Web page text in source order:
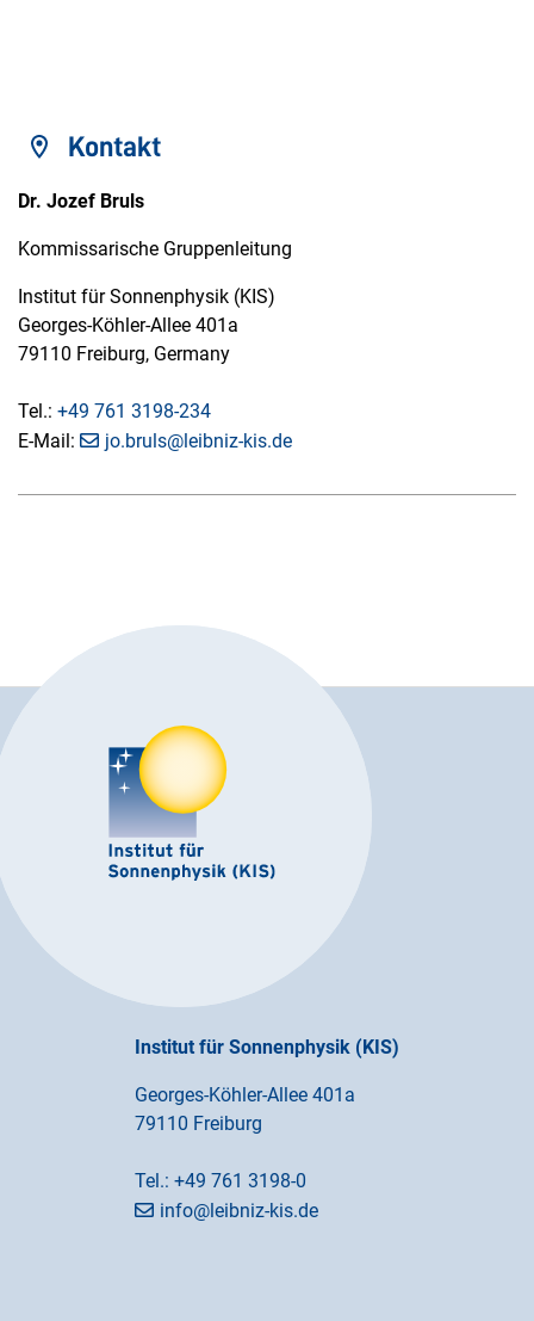
Kontakt
Dr. Jozef Bruls
Kommissarische Gruppenleitung
Institut für Sonnenphysik (KIS)
Georges-Köhler-Allee 401a
79110 Freiburg, Germany
Tel.: +49 761 3198-234
E-Mail:
jo.bruls@leibniz-kis.de
Institut für Sonnenphysik (KIS)
Georges-Köhler-Allee 401a
79110 Freiburg
Tel.: +49 761 3198-0
info@leibniz-kis.de